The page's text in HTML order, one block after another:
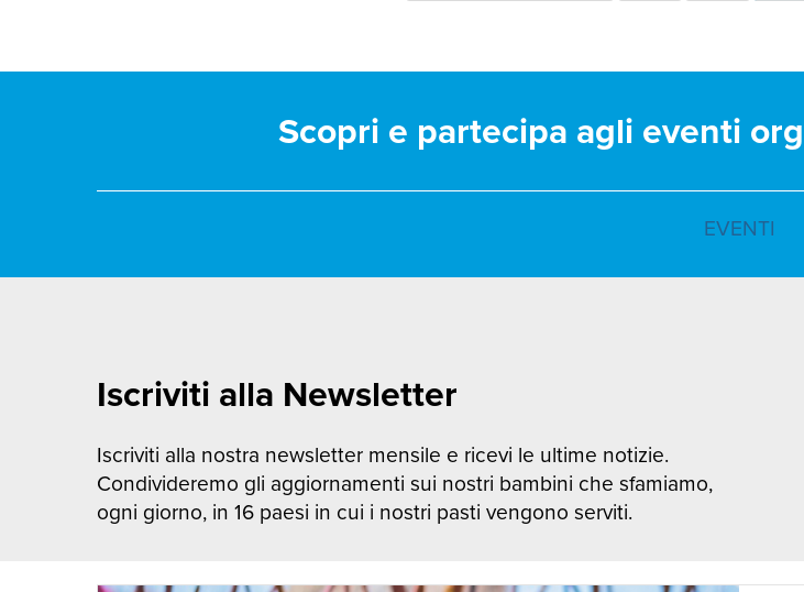
Scopri e partecipa agli eventi
EVENTI
Iscriviti alla Newsletter
Iscriviti alla nostra newsletter mensile e ricevi le ultime notizie.
Condivideremo gli aggiornamenti sui nostri bambini che sfamiamo,
ogni giorno, in 16 paesi in cui i nostri pasti vengono serviti.